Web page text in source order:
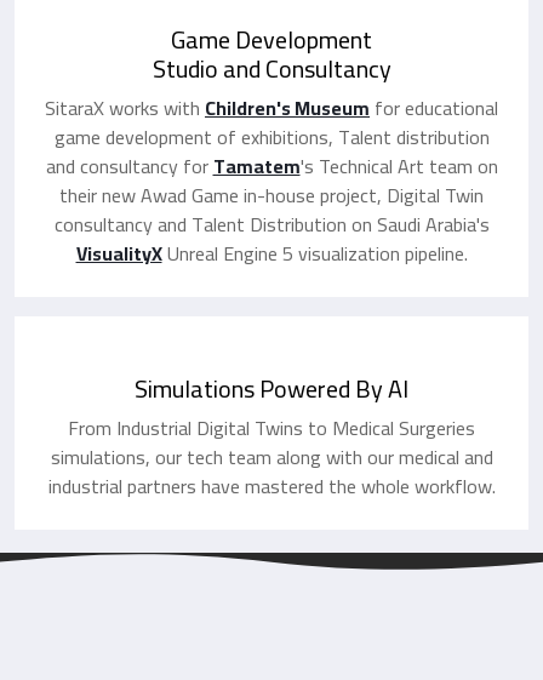
Game Development
Studio and Consultancy
SitaraX works withChildren's Museumfor educational
game development of exhibitions, Talent distribution
and consultancy forTamatem's Technical Art team on
their new Awad Game in-house project, Digital Twin
consultancy and Talent Distribution on Saudi Arabia's
VisualityXUnreal Engine 5 visualization pipeline.
Simulations Powered By AI
From Industrial Digital Twins to Medical Surgeries
simulations, our tech team along with our medical and
industrial partners have mastered the whole workflow.